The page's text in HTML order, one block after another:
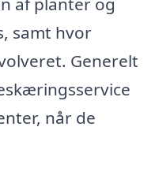
samt hvor
Generelt
når de